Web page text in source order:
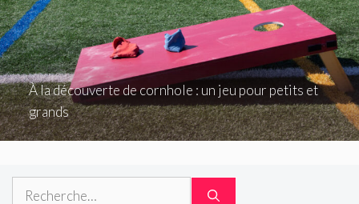
À la découverte de cornhole : un jeu pour petits et
grands
Rechercher :